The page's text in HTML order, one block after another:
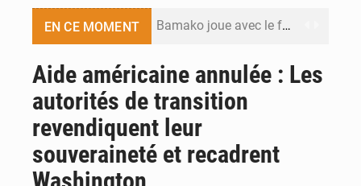
EN CE MOMENT Bamako joue avec le feu
Aide américaine annulée : Les
autorités de transition
revendiquent leur
souveraineté et recadrent